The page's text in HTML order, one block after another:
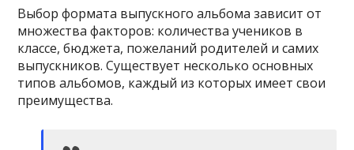
Выбор формата выпускного альбома зависит от
множества факторов: количества учеников в
классе, бюджета, пожеланий родителей и самих
выпускников. Существует несколько основных
типов альбомов, каждый из которых имеет свои
преимущества.